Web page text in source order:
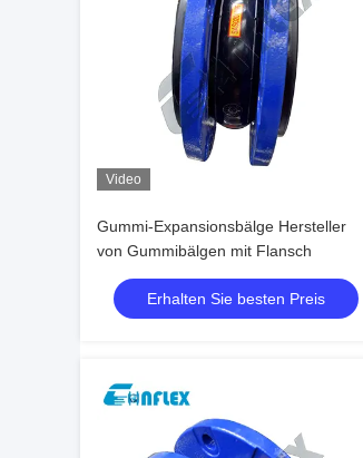
Video
Gummi-Expansionsbälge Hersteller
von Gummibälgen mit Flansch
Erhalten Sie besten Preis